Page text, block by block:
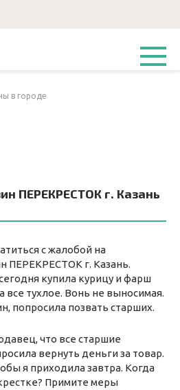
в городе
ПЕРЕКРЕСТОК г. Казань
с жалобой на
ПЕРЕКРЕСТОК г. Казань.
купила курицу и фарш
тухлое. Вонь не выносимая.
попросила позвать старших.
что все старшие
вернуть деньги за товар.
я приходила завтра. Когда
Примите меры